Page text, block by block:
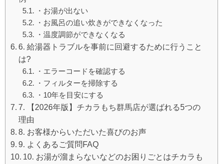
・お湯が出ない
・お風呂の追い炊きができなくなった
・温度調節ができなくなる
6. 給湯器トラブルを事前に回避するために行うこと
は?
・エラーコードを確認する
・フィルターを掃除する
・10年を目安にする
7. 【2026年版】チカラもち群馬店が選ばれる5つの
理由
8. お客様からいただいた喜びのお声
9. よくあるご質問FAQ
10. お湯が溜まらないなどのお困りごとはチカラも